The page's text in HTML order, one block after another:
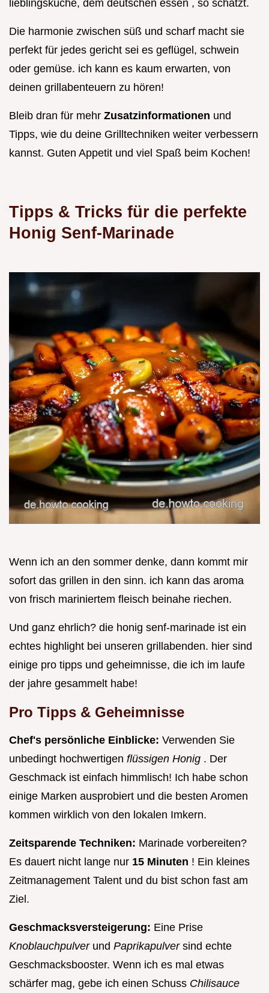
lieblingsküche, dem deutschen essen , so schätzt.
Die harmonie zwischen süß und scharf macht sie
perfekt für jedes gericht sei es geflügel, schwein
oder gemüse. ich kann es kaum erwarten, von
deinen grillabenteuern zu hören!
Bleib dran für mehr Zusatzinformationen und
Tipps, wie du deine Grilltechniken weiter verbessern
kannst. Guten Appetit und viel Spaß beim Kochen!
Tipps & Tricks für die perfekte
Honig Senf-Marinade
Wenn ich an den sommer denke, dann kommt mir
sofort das grillen in den sinn. ich kann das aroma
von frisch mariniertem fleisch beinahe riechen.
Und ganz ehrlich? die honig senf-marinade ist ein
echtes highlight bei unseren grillabenden. hier sind
einige pro tipps und geheimnisse, die ich im laufe
der jahre gesammelt habe!
Pro Tipps & Geheimnisse
Chef's persönliche Einblicke: Verwenden Sie
unbedingt hochwertigen flüssigen Honig . Der
Geschmack ist einfach himmlisch! Ich habe schon
einige Marken ausprobiert und die besten Aromen
kommen wirklich von den lokalen Imkern.
Zeitsparende Techniken: Marinade vorbereiten?
Es dauert nicht lange nur 15 Minuten ! Ein kleines
Zeitmanagement Talent und du bist schon fast am
Ziel.
Geschmacksversteigerung: Eine Prise
Knoblauchpulver und Paprikapulver sind echte
Geschmacksbooster. Wenn ich es mal etwas
schärfer mag, gebe ich einen Schuss Chilisauce